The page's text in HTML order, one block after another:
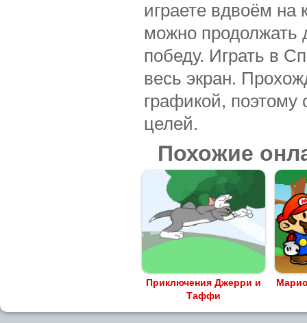
играете вдвоём на
можно
победу. Играть в
весь экран.
графикой, поэтому
целей.
Похожие
Приключения Джерри и
Таффи